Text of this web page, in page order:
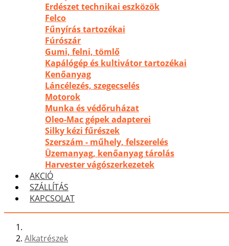
Erdészet technikai eszközök
Felco
Fűnyírás tartozékai
Fúrószár
Gumi, felni, tömlő
Kapálógép és kultivátor tartozékai
Kenőanyag
Láncélezés, szegecselés
Motorok
Munka és védőruházat
Oleo-Mac gépek adapterei
Silky kézi fűrészek
Szerszám - műhely, felszerelés
Üzemanyag, kenőanyag tárolás
Harvester vágószerkezetek
AKCIÓ
SZÁLLÍTÁS
KAPCSOLAT
Alkatrészek